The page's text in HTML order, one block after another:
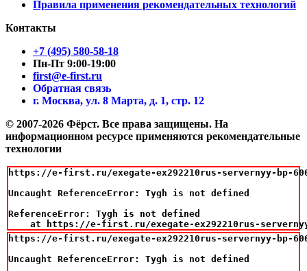
Правила применения рекомендательных технологий
Контакты
+7 (495) 580-58-18
Пн-Пт 9:00-19:00
first@e-first.ru
Обратная связь
г. Москва, ул. 8 Марта, д. 1, стр. 12
© 2007-2026 Фёрст. Все права защищены. На
информационном ресурсе применяются рекомендательные
технологии
https://e-first.ru/exegate-ex292210rus-servernyy-bp-
Uncaught ReferenceError: Tygh is not defined
ReferenceError: Tygh is not defined
at https://e-first.ru/exegate-ex292210rus-
https://e-first.ru/exegate-ex292210rus-servernyy-bp-
Uncaught ReferenceError: Tygh is not defined